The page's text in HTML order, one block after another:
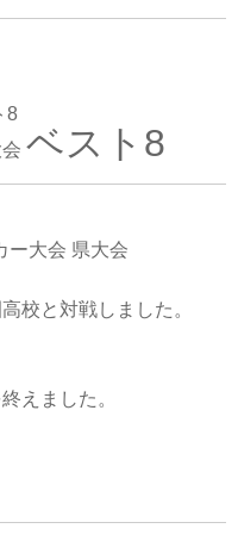
8
ベスト8
ー大会 県大会
校と対戦しました。
えました。